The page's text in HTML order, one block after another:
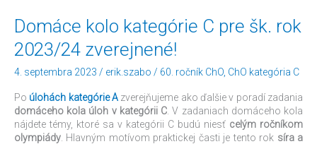
Domáce kolo kategórie C pre šk. rok
2023/24 zverejnené!
4. septembra 2023 / erik.szabo / 60. ročník ChO ChO kategória C
Po úlohách kategórie A zverejňujeme ako ďalšie v poradí zadania
domáceho kola úloh v kategórii C . V zadaniach domáceho kola
nájdete témy, ktoré sa v kategórii C budú niesť celým ročníkom
olympiády . Hlavným motívom praktickej časti je tento rok síra a
Domáce
kolo
kategórie
pre
rok
2023/24
zverejnené!